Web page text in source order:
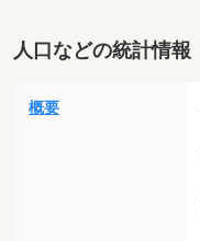
人口などの統計情報
概要